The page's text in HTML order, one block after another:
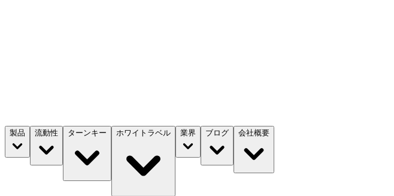
製品 流動性 ターンキー ホワイトラベル 業界 ブログ 会社概要